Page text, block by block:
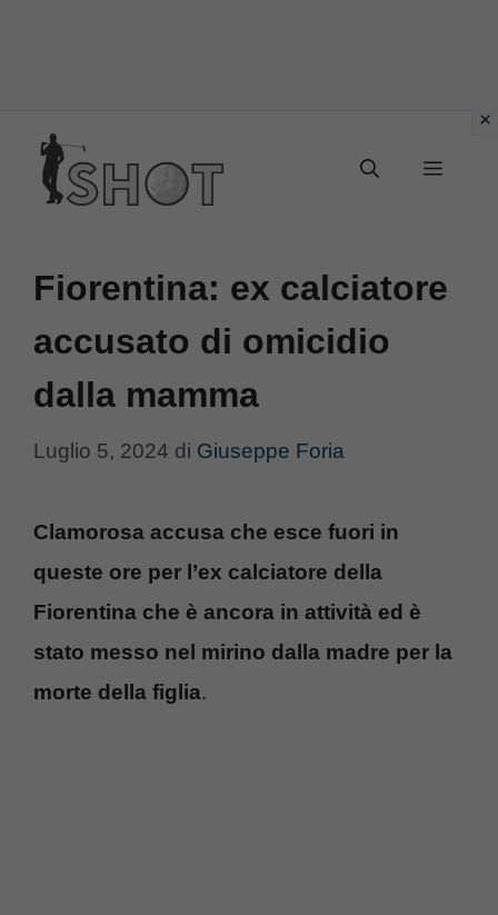
contenuto
Menu
Fiorentina: ex calciatore
accusato di omicidio
dalla mamma
Luglio 5, 2024 di Giuseppe Foria
Clamorosa accusa che esce fuori in
queste ore per l’ex calciatore della
Fiorentina che è ancora in attività ed è
stato messo nel mirino dalla madre per la
morte della figlia.